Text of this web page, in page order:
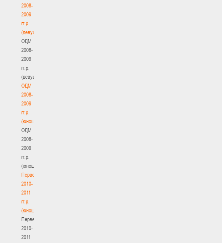
2008-
2009
гг.р.
(девушки)
ОДМ
2008-
2009
гг.р.
(девушки)
ОДМ
2008-
2009
гг.р.
(юноши)
ОДМ
2008-
2009
гг.р.
(юноши)
Первенство
2010-
2011
гг.р.
(юноши)
Первенство
2010-
2011